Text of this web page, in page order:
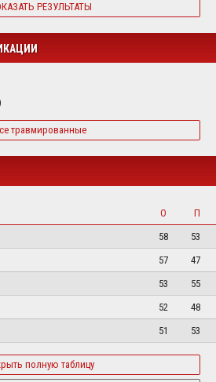
РЕЗУЛЬТАТЫ
травмированные
О
П
58
53
57
47
53
55
52
48
51 53
полную таблицу